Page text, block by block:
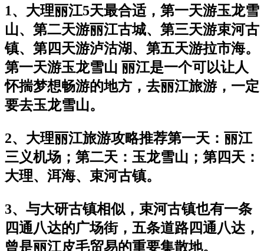
1、大理丽江5天最合适，第一天游玉龙雪
山、第二天游丽江古城、第三天游束河古
镇、第四天游泸沽湖、第五天游拉市海。
第一天游玉龙雪山 丽江是一个可以让人
怀揣梦想畅游的地方，去丽江旅游，一定
要去玉龙雪山。
2、大理丽江旅游攻略推荐第一天：丽江
三义机场；第二天：玉龙雪山；第四天：
大理、洱海、束河古镇。
3、与大研古镇相似，束河古镇也有一条
四通八达的广场街，五条道路四通八达，
曾是丽江皮毛贸易的重要集散地。